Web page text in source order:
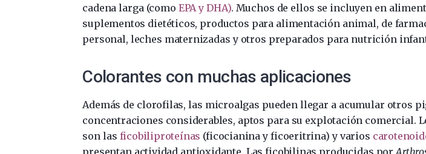
cadena larga (como EPA y DHA). Muchos de ellos se incluyen en
suplementos dietéticos, productos para alimentación animal, de
personal, leches maternizadas y otros preparados para nutrición
Colorantes con muchas aplicaciones
Además de clorofilas, las microalgas pueden llegar a acumular otros
concentraciones considerables, aptos para su explotación comercial.
son las ficobiliproteínas (ficocianina y ficoeritrina) y varios
presentan actividad antioxidante. Las ficobilinas producidas por